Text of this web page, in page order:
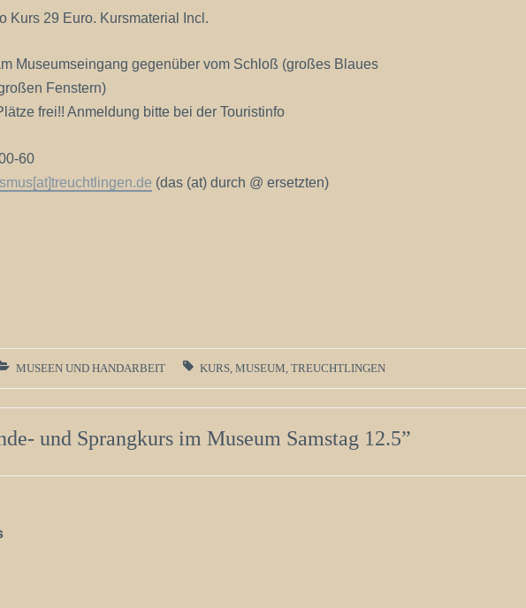
Kurs 29 Euro. Kursmaterial Incl.
Museumseingang gegenüber vom Schloß (großes Blaues
Fenstern)
frei!! Anmeldung bitte bei der Touristinfo
60
(das (at) durch @ ersetzten)
MUSEEN UND HANDARBEIT KURS ,MUSEUM ,TREUCHTLINGEN
und Sprangkurs im Museum Samstag 12.5”